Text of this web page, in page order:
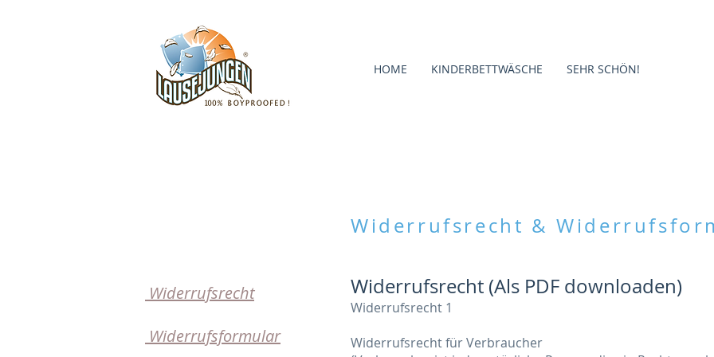
HOME KINDERBETTWÄSCHE SEHR SCHÖN!
Widerrufsrecht
Widerrufsformular
Widerrufsrecht &
Widerrufsrecht (Als PDF downloaden)
Widerrufsrecht 1
Widerrufsrecht für Verbraucher